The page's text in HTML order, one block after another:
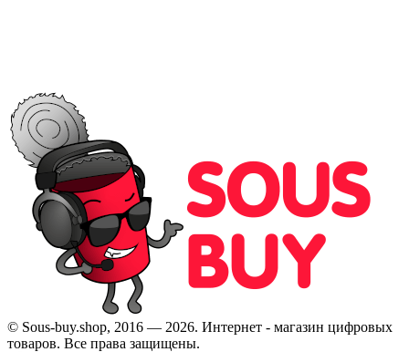
© Sous-buy.shop, 2016 — 2026. Интернет - магазин цифровых
товаров. Все права защищены.